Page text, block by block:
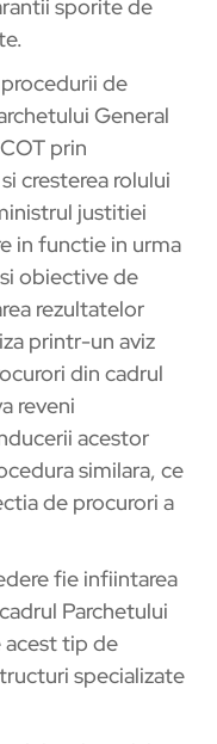
sporite de
de
General
prin
cresterea rolului
justitiei
in functie in urma
obiective de
rezultatelor
printr-un aviz
din cadrul
reveni
acestor
similara, ce
de procurori a
fie infiintarea
Parchetului
acest tip de
specializate